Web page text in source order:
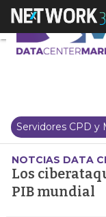
Servidores CPD y
NOTCIAS DATA
Los
PIB mundial